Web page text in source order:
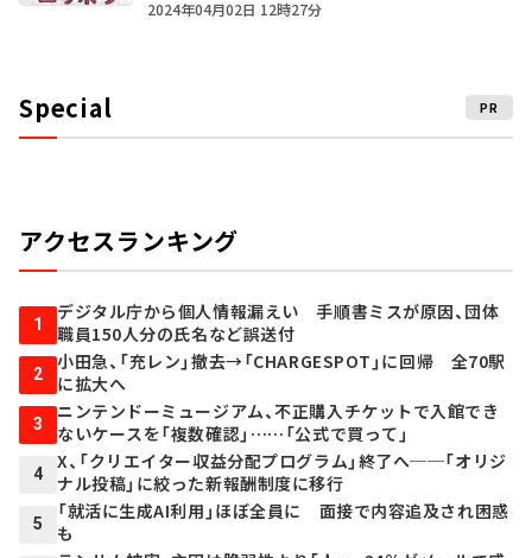
2024年04月02日 12時27分
Special PR
アクセスランキング
1
デジタル庁から個人情報漏えい 手順書ミスが原因、団体
職員150人分の氏名など誤送付
2
小田急、「充レン」撤去→「CHARGESPOT」に回帰 全70駅
に拡大へ
3
ニンテンドーミュージアム、不正購入チケットで入館でき
ないケースを「複数確認」……「公式で買って」
4
X、「クリエイター収益分配プログラム」終了へ──「オリジ
ナル投稿」に絞った新報酬制度に移行
5
「就活に生成AI利用」ほぼ全員に 面接で内容追及され困惑
も